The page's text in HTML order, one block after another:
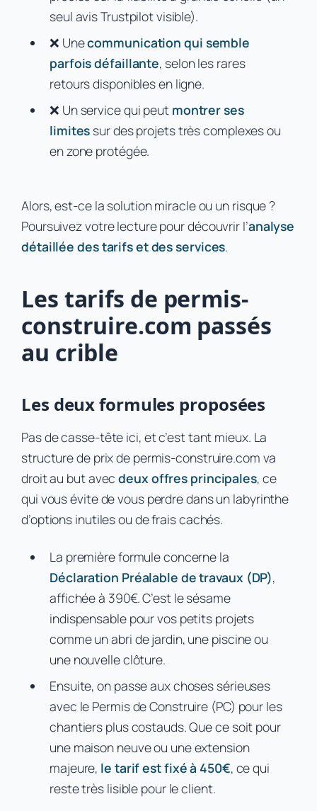
seul avis Trustpilot visible).
❌ Unecommunication qui semble
parfois défaillante, selon les rares
retours disponibles en ligne.
❌ Un service qui peut montrer ses
limites sur des projets très complexes ou
en zone protégée.
Alors, est-ce la solution miracle ou un risque ?
Poursuivez votre lecture pour découvrir l’analyse
détaillée des tarifs et des services.
Les tarifs de permis-
construire.com passés
au crible
Les deux formules proposées
Pas de casse-tête ici, et c’est tant mieux. La
structure de prix de permis-construire.com va
droit au but avecdeux offres principales, ce
qui vous évite de vous perdre dans un labyrinthe
d’options inutiles ou de frais cachés.
La première formule concerne la
Déclaration Préalable de travaux (DP),
affichée à 390€. C’est le sésame
indispensable pour vos petits projets
comme un abri de jardin, une piscine ou
une nouvelle clôture.
Ensuite, on passe aux choses sérieuses
avec le Permis de Construire (PC) pour les
chantiers plus costauds. Que ce soit pour
une maison neuve ou une extension
majeure, le tarif est fixé à 450€, ce qui
reste très lisible pour le client.